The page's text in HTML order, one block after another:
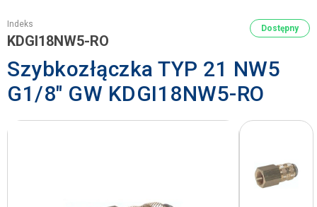
Indeks
KDGI18NW5-RO
Dostępny
Szybkozłączka TYP 21 NW5
G1/8" GW KDGI18NW5-RO